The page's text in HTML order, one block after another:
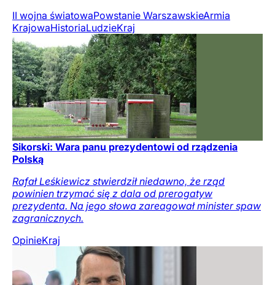
II wojna światowaPowstanie WarszawskieArmia
KrajowaHistoriaLudzieKraj
Sikorski: Wara panu prezydentowi od rządzenia
Polską
Rafał Leśkiewicz stwierdził niedawno, że rząd
powinien trzymać się z dala od prerogatyw
prezydenta. Na jego słowa zareagował minister spaw
zagranicznych.
OpinieKraj